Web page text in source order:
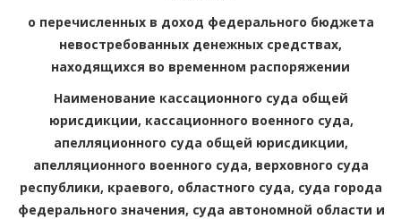
о перечисленных в доход федерального бюджета
невостребованных денежных средствах,
находящихся во временном распоряжении
Наименование кассационного суда общей
юрисдикции, кассационного военного суда,
апелляционного суда общей юрисдикции,
апелляционного военного суда, верховного суда
республики, краевого, областного суда, суда города
федерального значения, суда автономной области и